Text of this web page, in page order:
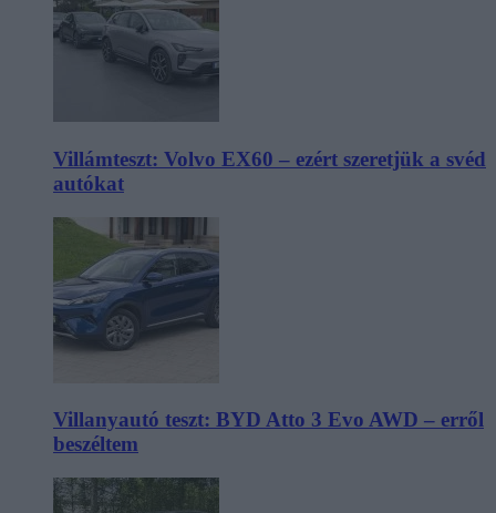
Villámteszt: Volvo EX60 – ezért szeretjük a svéd
autókat
Villanyautó teszt: BYD Atto 3 Evo AWD – erről
beszéltem